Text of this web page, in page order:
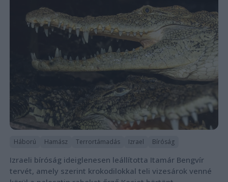
Háború Hamász Terrortámadás Izrael Bíróság
Izraeli bíróság ideiglenesen leállította Itamár Bengvír
tervét, amely szerint krokodilokkal teli vizesárok venné